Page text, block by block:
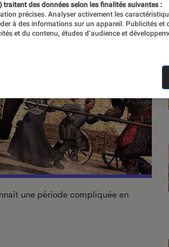
une période compliquée en
traitent des données selon les finalités suivantes :
précises. Analyser activement les
à des informations sur un appareil. Publicités et
et du contenu, études d’audience et